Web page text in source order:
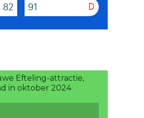
82 D
91
Efteling-attractie,
in oktober 2024